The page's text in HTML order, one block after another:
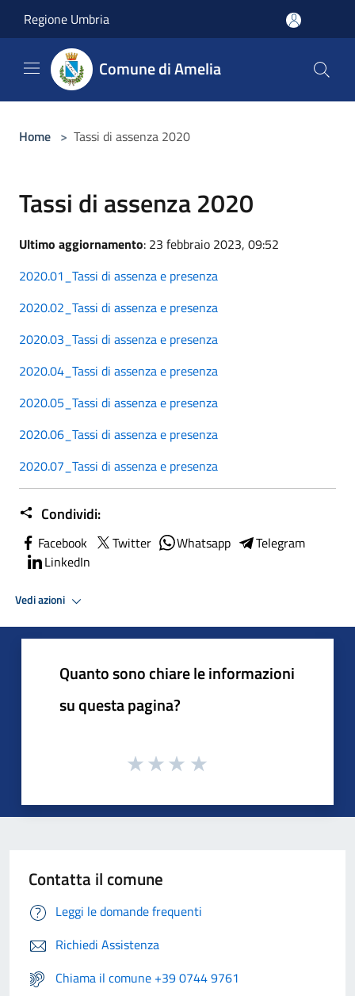
Regione Umbria
Comune di Amelia
Home > Tassi di assenza 2020
Tassi di assenza 2020
Ultimo aggiornamento: 23 febbraio 2023, 09:52
2020.01_Tassi di assenza e presenza
2020.02_Tassi di assenza e presenza
2020.03_Tassi di assenza e presenza
2020.04_Tassi di assenza e presenza
2020.05_Tassi di assenza e presenza
2020.06_Tassi di assenza e presenza
2020.07_Tassi di assenza e presenza
Condividi:
Facebook Twitter Whatsapp
Telegram
LinkedIn
Vedi azioni
Quanto sono chiare le informazioni
su questa pagina?
Contatta il comune
Leggi le domande frequenti
Richiedi Assistenza
Chiama il comune +39 0744 9761